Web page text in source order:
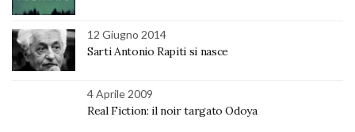
12 Giugno 2014
Sarti Antonio Rapiti si nasce
4 Aprile 2009
Real Fiction: il noir targato Odoya